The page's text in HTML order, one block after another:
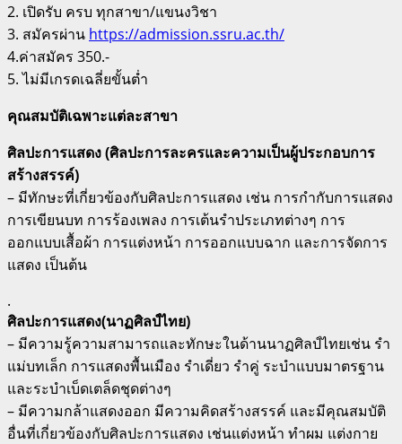
2. เปิดรับ ครบ ทุกสาขา/แขนงวิชา
3. สมัครผ่าน https://admission.ssru.ac.th/
4.ค่าสมัคร 350.-
5. ไม่มีเกรดเฉลี่ยขั้นต่ำ
คุณสมบัติเฉพาะแต่ละสาขา
ศิลปะการแสดง (ศิลปะการละครและความเป็นผู้ประกอบการ
สร้างสรรค์)
– มีทักษะที่เกี่ยวข้องกับศิลปะการแสดง เช่น การกำกับการแสดง
การเขียนบท การร้องเพลง การเต้นรำประเภทต่างๆ การ
ออกแบบเสื้อผ้า การแต่งหน้า การออกแบบฉาก และการจัดการ
แสดง เป็นต้น
.
ศิลปะการแสดง(นาฏศิลป์ไทย)
– มีความรู้ความสามารถและทักษะในด้านนาฏศิลป์ไทยเช่น รำ
แม่บทเล็ก การแสดงพื้นเมือง รำเดี่ยว รำคู่ ระบำแบบมาตรฐาน
และระบำเบ็ดเตล็ดชุดต่างๆ
– มีความกล้าแสดงออก มีความคิดสร้างสรรค์ และมีคุณสมบัติ
อื่นที่เกี่ยวข้องกับศิลปะการแสดง เช่นแต่งหน้า ทำผม แต่งกาย